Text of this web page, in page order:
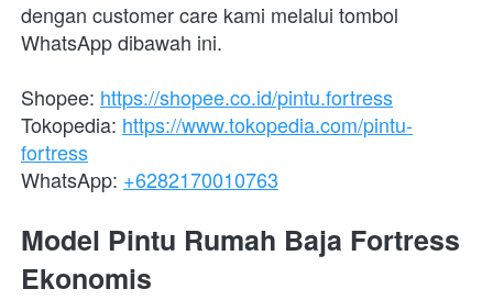
dengan customer care kami melalui tombol
WhatsApp dibawah ini.
Shopee: https://shopee.co.id/pintu.fortress
Tokopedia: https://www.tokopedia.com/pintu-
fortress
WhatsApp: +6282170010763
Model Pintu Rumah Baja Fortress
Ekonomis